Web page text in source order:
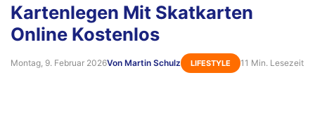
Kartenlegen Mit Skatkarten
Online Kostenlos
Montag, 9. Februar 2026Von Martin Schulz LIFESTYLE 11 Min. Lesezeit